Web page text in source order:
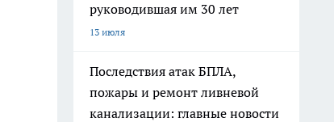
руководившая им 30 лет
13 июля
Последствия атак БПЛА,
пожары и ремонт ливневой
канализации: главные новости